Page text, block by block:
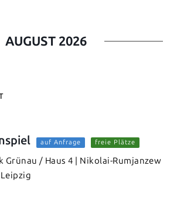
AUGUST 2026
auf Anfrage freie Plätze
Grünau / Haus 4 | Nikolai-Rumjanzew